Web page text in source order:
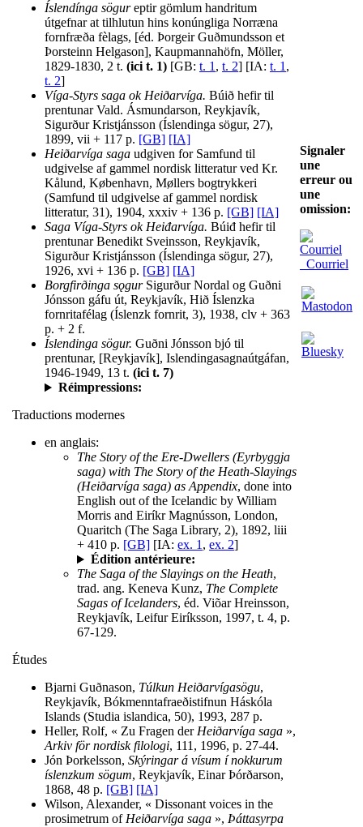
Íslendínga sögureptir gömlum handritum
útgefnar at tilhlutun hins konúngliga Norræna
fornfræða fèlags, [éd. Þorgeir Guðmundsson et
Þorsteinn Helgason], Kaupmannahöfn, Möller,
1829-1830, 2 t. (ici t. 1) [GB: t. 1 , t. 2] [IA: t. 1 ,
t. 2]
Víga-Styrs saga ok Heiðarvíga. Búið hefir til
prentunar Vald. Ásmundarson, Reykjavík,
Sigurður Kristjánsson (Íslendinga sögur, 27),
1899, vii + 117 p. [GB] [IA]
Heiðarvíga saga udgiven for Samfund til
udgivelse af gammel nordisk litteratur ved Kr.
Kålund, København, Møllers bogtrykkeri
(Samfund til udgivelse af gammel nordisk
litteratur, 31), 1904, xxxiv + 136 p. [GB] [IA]
Saga Víga-Styrs ok Heiđarvíga. Búiđ hefir til
prentunar Benedikt Sveinsson, Reykjavík,
Sigurður Kristjánsson (Íslendinga sögur, 27),
1926, xvi + 136 p. [GB] [IA]
Borgfirðinga sǫgurSigurður Nordal og Guðni
Jónsson gáfu út, Reykjavík, Hið Íslenzka
fornritafélag (Íslenzk fornrit, 3), 1938, clv + 363
p. + 2 f.
Íslendinga sögur. Guðni Jónsson bjó til
prentunar, [Reykjavík], Islendingasagnaútgáfan,
1946-1949, 13 t. (ici t. 7)
Réimpressions:
Traductions modernes
en anglais:
The Story of the Ere-Dwellers (Eyrbyggja
saga) with The Story of the Heath-Slayings
(Heiðarvíga saga) as Appendix, done into
English out of the Icelandic by William
Morris and Eiríkr Magnússon, London,
Quaritch (The Saga Library, 2), 1892, liii
+ 410 p. [GB] [IA: ex. 1 , ex. 2]
Édition antérieure:
The Saga of the Slayings on the Heath,
trad. ang. Keneva Kunz, The Complete
Sagas of Icelanders, éd. Viõar Hreinsson,
Reykjavík, Leifur Eiríksson, 1997, t. 4, p.
67-129.
Études
Bjarni Guðnason, Túlkun Heiðarvígasögu,
Reykjavík, Bókmenntafraeðistifnun Háskóla
Islands (Studia islandica, 50), 1993, 287 p.
Heller, Rolf, « Zu Fragen der Heiðarvíga saga »,
Arkiv för nordisk filologi, 111, 1996, p. 27-44.
Jón Þorkelsson, Skýringar á vísum í nokkurum
íslenzkum sögum, Reykjavík, Einar Þórðarson,
1868, 48 p. [GB] [IA]
Wilson, Alexander, « Dissonant voices in the
prosimetrum of Heiðarvíga saga », Þáttasyrpa
Signaler
une
erreur ou
une
omission:
Courriel